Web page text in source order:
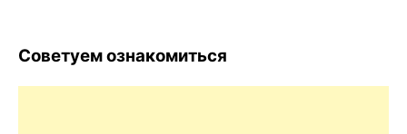
Советуем ознакомиться